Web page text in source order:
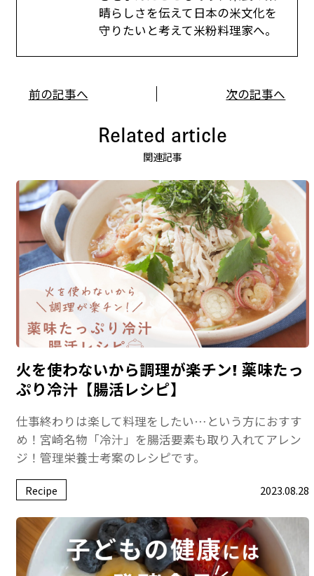
晴らしさを伝えて日本の米文化を
守りたいと考えて米粉料理家へ。
前の記事へ 次の記事へ
Related article
関連記事
火を使わないから調理が楽チン! 薬味たっ
ぷり冷汁【腸活レシピ】
仕事終わりは楽して料理をしたい…という方におすす
め！宮崎名物「冷汁」を腸活要素も取り入れてアレン
ジ！管理栄養士考案のレシピです。
Recipe 2023.08.28